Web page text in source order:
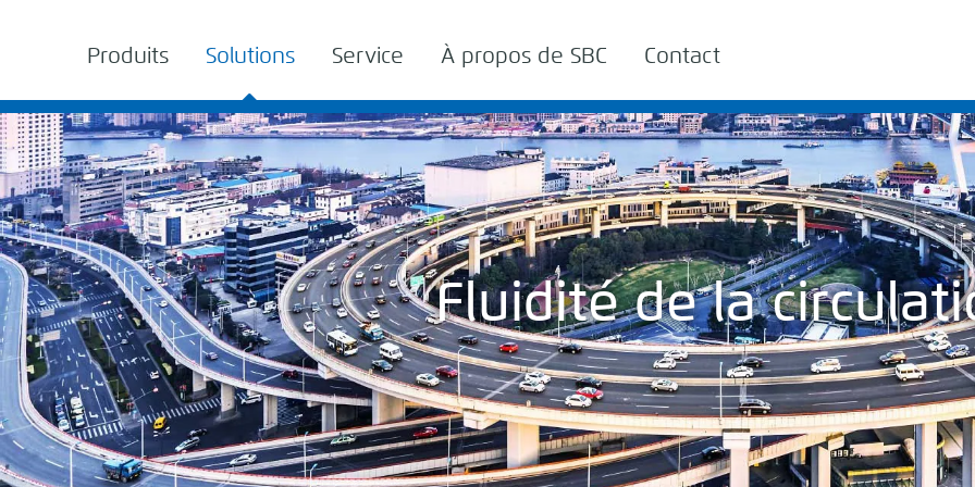
Produits Solutions Service À propos de SBC Contact
Fluidité de la